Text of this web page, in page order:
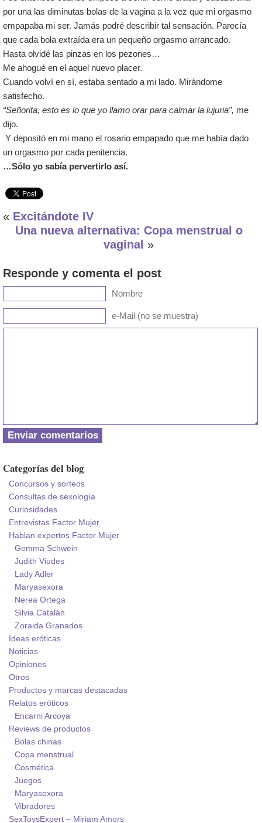
por una las diminutas bolas de la vagina a la vez que mi orgasmo
empapaba mi ser. Jamás podré describir tal sensación. Parecía
que cada bola extraída era un pequeño orgasmo arrancado.
Hasta olvidé las pinzas en los pezones…
Me ahogué en el aquel nuevo placer.
Cuando volví en sí, estaba sentado a mi lado. Mirándome
satisfecho.
“Señorita, esto es lo que yo llamo orar para calmar la lujuria”, me
dijo.
Y depositó en mi mano el rosario empapado que me había dado
un orgasmo por cada penitencia.
…Sólo yo sabía pervertirlo así.
« Excitándote IV
Una nueva alternativa: Copa menstrual o
vaginal »
Responde y comenta el post
Nombre
e-Mail (no se muestra)
Categorías del blog
Concursos y sorteos
Consultas de sexología
Curiosidades
Entrevistas Factor Mujer
Hablan expertos Factor Mujer
Gemma Schwein
Judith Viudes
Lady Adler
Maryasexora
Nerea Ortega
Silvia Catalán
Zoraida Granados
Ideas eróticas
Noticias
Opiniones
Otros
Productos y marcas destacadas
Relatos eróticos
Encarni Arcoya
Reviews de productos
Bolas chinas
Copa menstrual
Cosmética
Juegos
Maryasexora
Vibradores
SexToysExpert – Miriam Amors